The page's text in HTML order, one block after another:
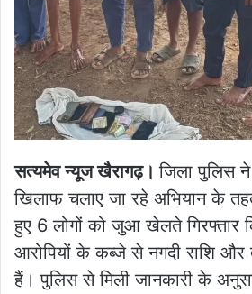
सत्यमेव न्यूज खैरागढ़।जिला पुलिस
खिलाफ चलाए जा रहे अभियान के
हुए 6 लोगों को जुआ खेलते गिरफ्तार
आरोपियों के कब्जे से नगदी राशि और
हैं। पुलिस से मिली जानकारी के